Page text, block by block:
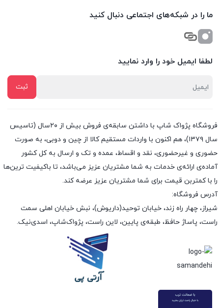
ما را در شبکه‌های اجتماعی دنبال کنید
لطفا ایمیل خود را وارد نمایید
فروشگاه پژواک شاپ با داشتن سابقه‌ی فروش بیش از ۲۰سال (تاسیس
سال ۱۳۷۹)، هم اکنون با واردات مستقیم کالا از چین و دوبی، به صورت
حضوری و غیرحضوری، نقد و اقساط، عمده و تک و ارسال به کل کشور
آماده‌ی ارائه‌ی خدمات به شما مشتریان عزیز می‌باشد، تا باکیفیت ترین‌ها
را با کمتربن قیمت برای شما مشتریان عزیز عرضه کند.
آدرس فروشگاه:
شیراز، چهار راه زند، خیابان توحید(داریوش)، نبش خیابان اهلی سمت
راست، پاساژ حافظ، طبقه‌ی پایین، لاین راست، پژواک‌شاپ، اسدی‌نیک.